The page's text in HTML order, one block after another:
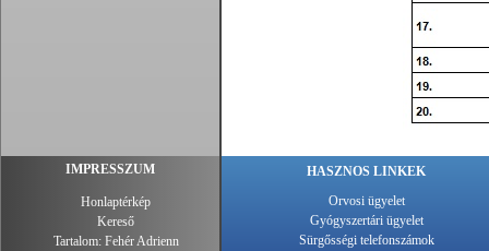
IMPRESSZUM
Honlaptérkép
Kereső
Tartalom: Fehér Adrienn
HASZNOS LINKEK
Orvosi ügyelet
Gyógyszertári ügyelet
Sürgősségi telefonszámok